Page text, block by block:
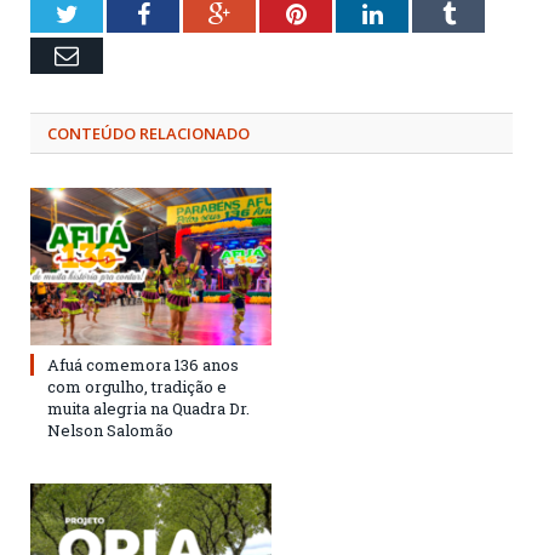
TwitterFacebookGoogle+PinterestLinkedInTumblr
Email
CONTEÚDO RELACIONADO
Afuá comemora 136 anos
com orgulho, tradição e
muita alegria na Quadra Dr.
Nelson Salomão